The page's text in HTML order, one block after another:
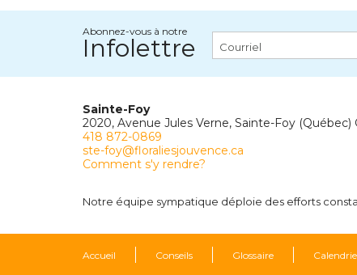
Abonnez-vous à notre
Infolettre
Sainte-Foy
2020, Avenue Jules Verne, Sainte-Foy (Québec)
418 872-0869
ste-foy@floraliesjouvence.ca
Comment s'y rendre?
Notre équipe sympatique déploie des efforts
Accueil Conseils Glossaire